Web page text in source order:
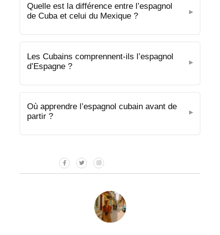
Quelle est la différence entre l’espagnol
de Cuba et celui du Mexique ?
Les Cubains comprennent-ils l’espagnol
d’Espagne ?
Où apprendre l’espagnol cubain avant de
partir ?